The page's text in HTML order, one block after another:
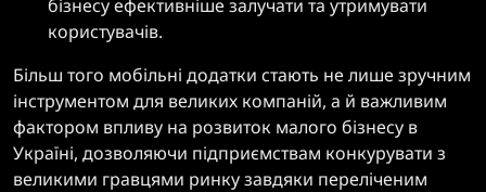
бізнесу ефективніше залучати та утримувати
користувачів.
Більш того мобільні додатки стають не лише зручним
інструментом для великих компаній, а й важливим
фактором впливу на розвиток малого бізнесу в
Україні, дозволяючи підприємствам конкурувати з
великими гравцями ринку завдяки переліченим